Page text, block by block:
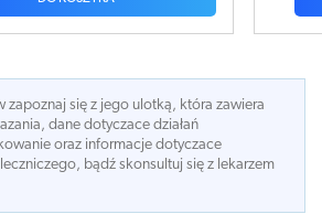
zapoznaj się z jego ulotką, która zawiera
dane dotyczace działań
oraz informacje dotyczace
bądź skonsultuj się z lekarzem